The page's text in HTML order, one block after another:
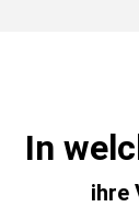
In
ihre